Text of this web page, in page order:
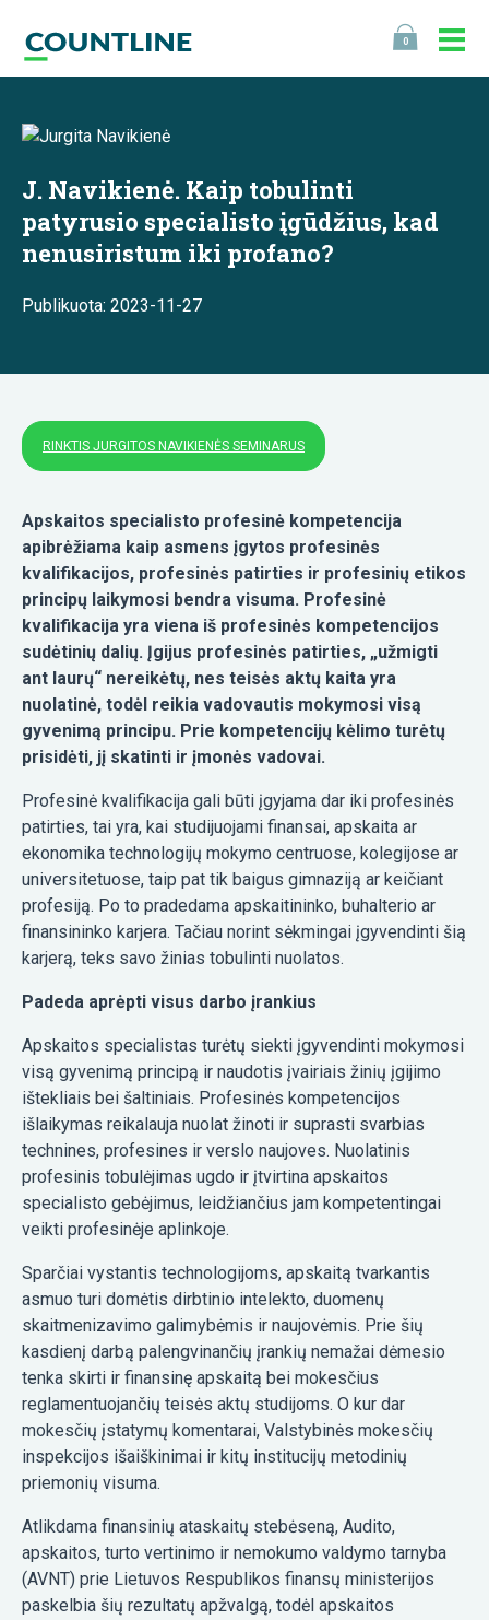
0
J. Navikienė. Kaip tobulinti
patyrusio specialisto įgūdžius, kad
nenusiristum iki profano?
Publikuota: 2023-11-27
RINKTIS JURGITOS NAVIKIENĖS SEMINARUS
Apskaitos specialisto profesinė kompetencija
apibrėžiama kaip asmens įgytos profesinės
kvalifikacijos, profesinės patirties ir profesinių etikos
principų laikymosi bendra visuma. Profesinė
kvalifikacija yra viena iš profesinės kompetencijos
sudėtinių dalių. Įgijus profesinės patirties, „užmigti
ant laurų“ nereikėtų, nes teisės aktų kaita yra
nuolatinė, todėl reikia vadovautis mokymosi visą
gyvenimą principu. Prie kompetencijų kėlimo turėtų
prisidėti, jį skatinti ir įmonės vadovai.
Profesinė kvalifikacija gali būti įgyjama dar iki profesinės
patirties, tai yra, kai studijuojami finansai, apskaita ar
ekonomika technologijų mokymo centruose, kolegijose ar
universitetuose, taip pat tik baigus gimnaziją ar keičiant
profesiją. Po to pradedama apskaitininko, buhalterio ar
finansininko karjera. Tačiau norint sėkmingai įgyvendinti šią
karjerą, teks savo žinias tobulinti nuolatos.
Padeda aprėpti visus darbo įrankius
Apskaitos specialistas turėtų siekti įgyvendinti mokymosi
visą gyvenimą principą ir naudotis įvairiais žinių įgijimo
ištekliais bei šaltiniais. Profesinės kompetencijos
išlaikymas reikalauja nuolat žinoti ir suprasti svarbias
technines, profesines ir verslo naujoves. Nuolatinis
profesinis tobulėjimas ugdo ir įtvirtina apskaitos
specialisto gebėjimus, leidžiančius jam kompetentingai
veikti profesinėje aplinkoje.
Sparčiai vystantis technologijoms, apskaitą tvarkantis
asmuo turi domėtis dirbtinio intelekto, duomenų
skaitmenizavimo galimybėmis ir naujovėmis. Prie šių
kasdienį darbą palengvinančių įrankių nemažai dėmesio
tenka skirti ir finansinę apskaitą bei mokesčius
reglamentuojančių teisės aktų studijoms. O kur dar
mokesčių įstatymų komentarai, Valstybinės mokesčių
inspekcijos išaiškinimai ir kitų institucijų metodinių
priemonių visuma.
Atlikdama finansinių ataskaitų stebėseną, Audito,
apskaitos, turto vertinimo ir nemokumo valdymo tarnyba
(AVNT) prie Lietuvos Respublikos finansų ministerijos
paskelbia šių rezultatų apžvalgą, todėl apskaitos